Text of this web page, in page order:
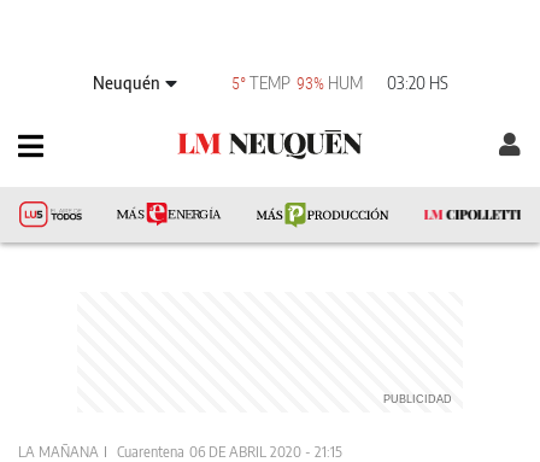
Neuquén 5° TEMP 93% HUM 03:20 HS
LA MAÑANA Cuarentena 06 DE ABRIL 2020 - 21:15